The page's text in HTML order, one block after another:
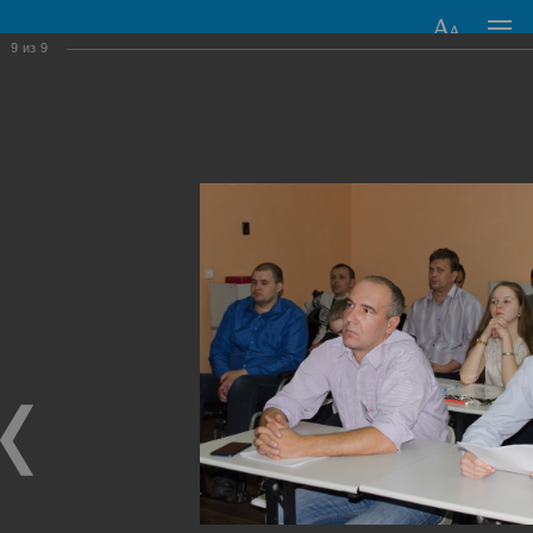
технический
8 (3843) 37-82-09, +7 (961) 714-20-72
Структура и органы управления образовательной
9 из 9